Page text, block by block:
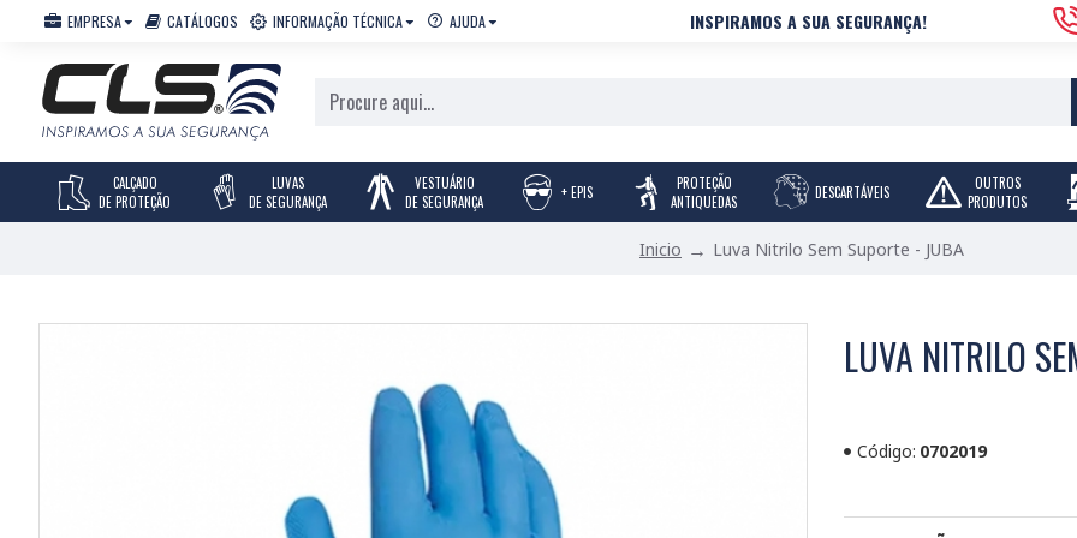
EMPRESA CATÁLOGOS INFORMAÇÃO TÉCNICA AJUDA INSPIRAMOS A SUA SEGURANÇA!
CALÇADO
DE PROTEÇÃO
LUVAS
DE SEGURANÇA
VESTUÁRIO
DE SEGURANÇA
+ EPIS
PROTEÇÃO
ANTIQUEDAS
DESCARTÁVEIS
OUTROS
PRODUTOS
Inicio Luva Nitrilo Sem Suporte - JUBA
LUVA NITRILO
Código: 0702019